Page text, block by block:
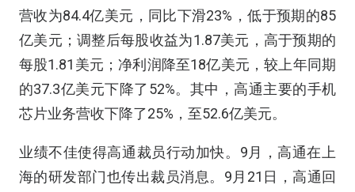
营收为84.4亿美元，同比下滑23%，低于预期的85
亿美元；调整后每股收益为1.87美元，高于预期的
每股1.81美元；净利润降至18亿美元，较上年同期
的37.3亿美元下降了52%。其中，高通主要的手机
芯片业务营收下降了25%，至52.6亿美元。
业绩不佳使得高通裁员行动加快。9月，高通在上
海的研发部门也传出裁员消息。9月21日，高通回